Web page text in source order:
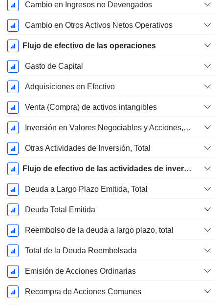
Cambio en Ingresos no Devengados
Cambio en Otros Activos Netos Operativos
Flujo de efectivo de las operaciones
Gasto de Capital
Adquisiciones en Efectivo
Venta (Compra) de activos intangibles
Inversión en Valores Negociables y Acciones, Total
Otras Actividades de Inversión, Total
Flujo de efectivo de las actividades de inversión
Deuda a Largo Plazo Emitida, Total
Deuda Total Emitida
Reembolso de la deuda a largo plazo, total
Total de la Deuda Reembolsada
Emisión de Acciones Ordinarias
Recompra de Acciones Comunes